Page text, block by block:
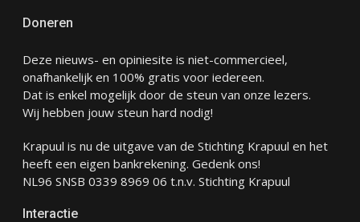
Doneren
Deze nieuws- en opiniesite is niet-commercieel,
onafhankelijk en 100% gratis voor iedereen.
Dat is enkel mogelijk door de steun van onze lezers.
Wij hebben jouw steun hard nodig!
Krapuul is nu de uitgave van de Stichting Krapuul en het
heeft een eigen bankrekening. Gedenk ons!
NL96 SNSB 0339 8969 06 t.n.v. Stichting Krapuul
Interactie